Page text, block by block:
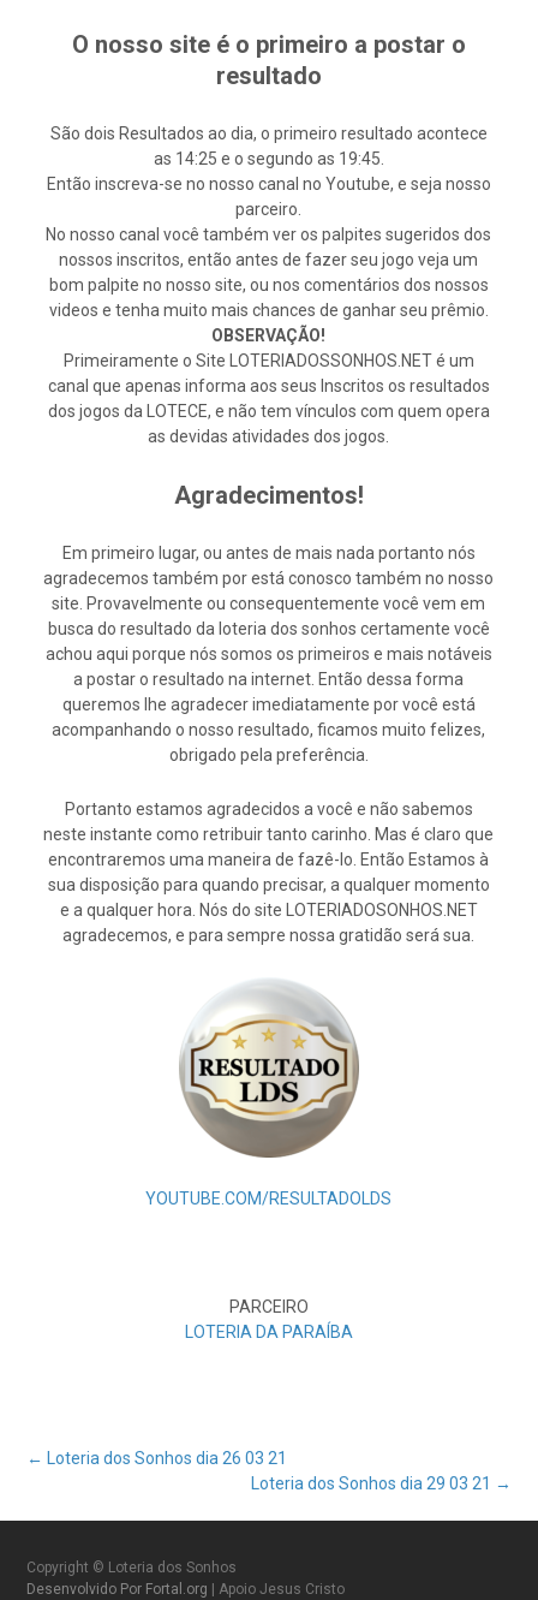
O nosso site é o primeiro a postar o
resultado
São dois Resultados ao dia, o primeiro resultado acontece
as 14:25 e o segundo as 19:45.
Então inscreva-se no nosso canal no Youtube, e seja nosso
parceiro.
No nosso canal você também ver os palpites sugeridos dos
nossos inscritos, então antes de fazer seu jogo veja um
bom palpite no nosso site, ou nos comentários dos nossos
videos e tenha muito mais chances de ganhar seu prêmio.
OBSERVAÇÃO!
Primeiramente o Site LOTERIADOSSONHOS.NET é um
canal que apenas informa aos seus Inscritos os resultados
dos jogos da LOTECE, e não tem vínculos com quem opera
as devidas atividades dos jogos.
Agradecimentos!
Em primeiro lugar, ou antes de mais nada portanto nós
agradecemos também por está conosco também no nosso
site. Provavelmente ou consequentemente você vem em
busca do resultado da loteria dos sonhos certamente você
achou aqui porque nós somos os primeiros e mais notáveis
a postar o resultado na internet. Então dessa forma
queremos lhe agradecer imediatamente por você está
acompanhando o nosso resultado, ficamos muito felizes,
obrigado pela preferência.
Portanto estamos agradecidos a você e não sabemos
neste instante como retribuir tanto carinho. Mas é claro que
encontraremos uma maneira de fazê-lo. Então Estamos à
sua disposição para quando precisar, a qualquer momento
e a qualquer hora. Nós do site LOTERIADOSONHOS.NET
agradecemos, e para sempre nossa gratidão será sua.
YOUTUBE.COM/RESULTADOLDS
PARCEIRO
LOTERIA DA PARAÍBA
Post
navigation
← Loteria dos Sonhos dia 26 03 21
Loteria dos Sonhos dia 29 03 21 →
Copyright © Loteria dos Sonhos
Desenvolvido Por Fortal.org
| Apoio Jesus Cristo